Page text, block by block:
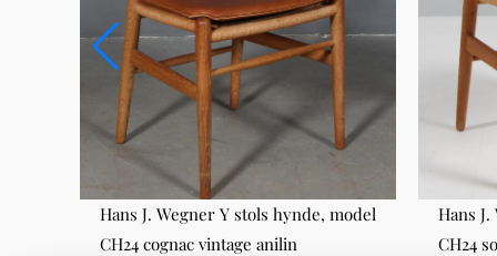
Hans J. Wegner Y stols hynde, model
CH24 cognac vintage anilin
Hans
CH24